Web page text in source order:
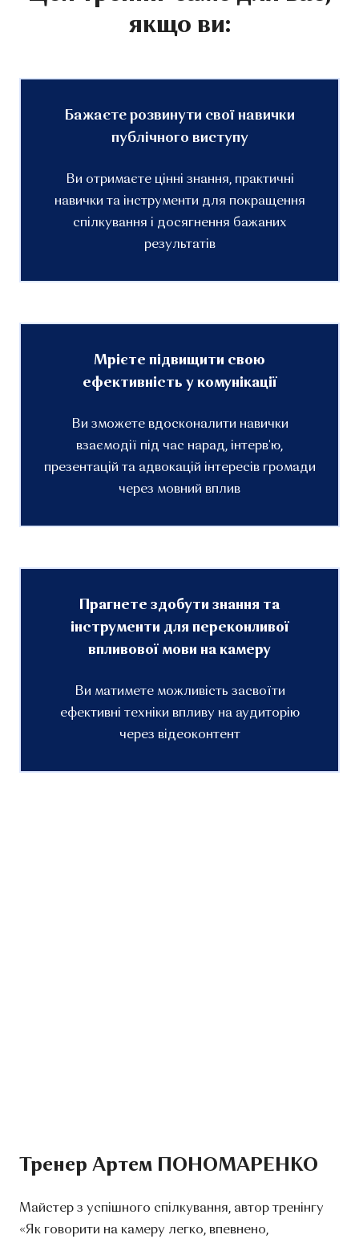
якщо ви:
Бажаєте розвинути свої навички
публічного виступу
Ви отримаєте цінні знання, практичні
навички та інструменти для покращення
спілкування і досягнення бажаних
результатів
Мрієте підвищити свою
ефективність у комунікації
Ви зможете вдосконалити навички
взаємодії під час нарад, інтерв'ю,
презентацій та адвокацій інтересів громади
через мовний вплив
Прагнете здобути знання та
інструменти для переконливої
впливової мови на камеру
Ви матимете можливість засвоїти
ефективні техніки впливу на аудиторію
через відеоконтент
Тренер Артем ПОНОМАРЕНКО
Майстер з успішного спілкування, автор тренінгу
«Як говорити на камеру легко, впевнено,